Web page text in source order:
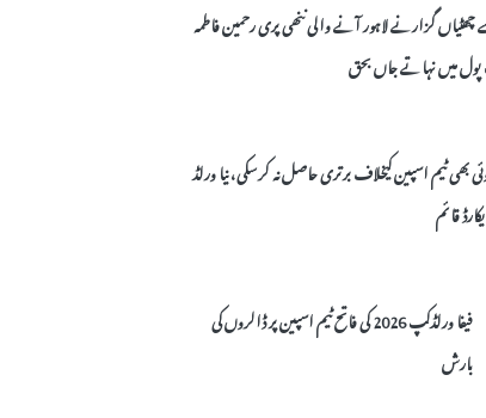
گزارنے لاہور آنے والی ننھی پری رحمین فاطمہ
میں نہاتے جاں بحق
بھی ٹیم اسپین کیخلاف برتری حاصل نہ کرسکی، نیا ورلڈ
قائم
فیفا ورلڈکپ 2026 کی فاتح ٹیم اسپین پر ڈالروں کی
بارش